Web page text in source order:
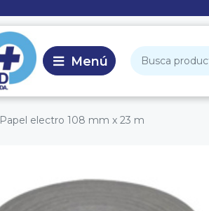
Papel electro 108 mm x 23 m